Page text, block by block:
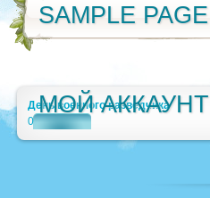
SAMPLE PAGE
МОЙ АККАУНТ
День военного разведчика
0